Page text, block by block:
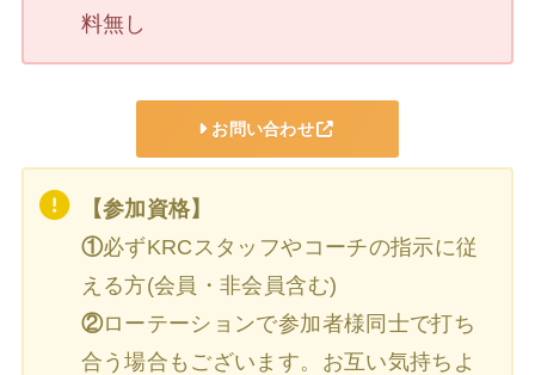
料無し
お問い合わせ
【参加資格】
①必ずKRCスタッフやコーチの指示に従
える方(会員・非会員含む)
②ローテーションで参加者様同士で打ち
合う場合もございます。お互い気持ちよ